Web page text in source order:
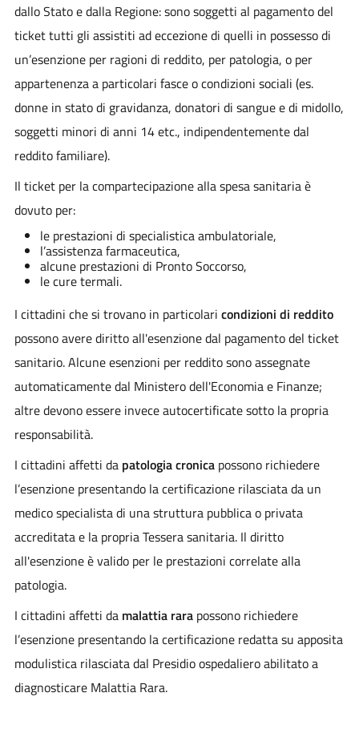
dallo Stato e dalla Regione: sono soggetti al pagamento del
ticket tutti gli assistiti ad eccezione di quelli in possesso di
un’esenzione per ragioni di reddito, per patologia, o per
appartenenza a particolari fasce o condizioni sociali (es.
donne in stato di gravidanza, donatori di sangue e di midollo,
soggetti minori di anni 14 etc., indipendentemente dal
reddito familiare).
Il ticket per la compartecipazione alla spesa sanitaria è
dovuto per:
le prestazioni di specialistica ambulatoriale,
l’assistenza farmaceutica,
alcune prestazioni di Pronto Soccorso,
le cure termali.
I cittadini che si trovano in particolari condizioni di reddito
possono avere diritto all'esenzione dal pagamento del ticket
sanitario. Alcune esenzioni per reddito sono assegnate
automaticamente dal Ministero dell'Economia e Finanze;
altre devono essere invece autocertificate sotto la propria
responsabilità.
I cittadini affetti da patologia cronicapossono richiedere
l’esenzione presentando la certificazione rilasciata da un
medico specialista di una struttura pubblica o privata
accreditata e la propria Tessera sanitaria. Il diritto
all'esenzione è valido per le prestazioni correlate alla
patologia.
I cittadini affetti da malattia rarapossono richiedere
l’esenzione presentando la certificazione redatta su apposita
modulistica rilasciata dal Presidio ospedaliero abilitato a
diagnosticare Malattia Rara.